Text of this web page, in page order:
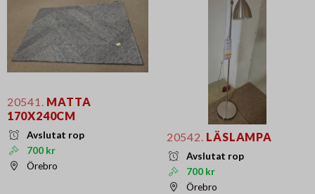
20541.
MATTA
170X240CM
Avslutat rop
700 kr
Örebro
20542. LÄSLAMPA
Avslutat rop
700 kr
Örebro